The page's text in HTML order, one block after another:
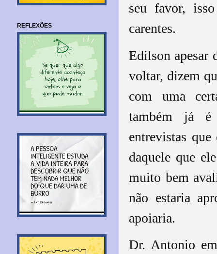
seu favor,
carentes.
Edilson apesar
voltar, dizem
com uma
também já é
entrevistas
daquele que
muito bem
não estaria
apoiaria.
Dr. Antonio
REFLEXÕES